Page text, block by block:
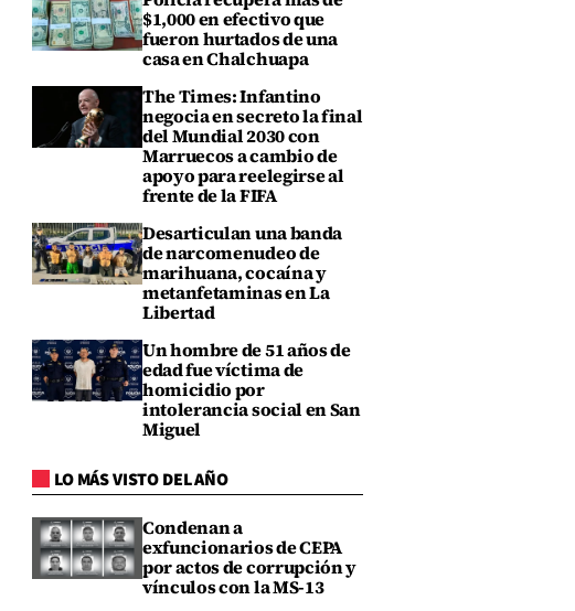
$1,000 en efectivo que
fueron hurtados de una
casa en Chalchuapa
The Times: Infantino
negocia en secreto la final
del Mundial 2030 con
Marruecos a cambio de
apoyo para reelegirse al
frente de la FIFA
Desarticulan una banda
de narcomenudeo de
marihuana, cocaína y
metanfetaminas en La
Libertad
Un hombre de 51 años de
edad fue víctima de
homicidio por
intolerancia social en San
Miguel
LO MÁS VISTO DEL AÑO
Condenan a
exfuncionarios de CEPA
por actos de corrupción y
vínculos con la MS-13